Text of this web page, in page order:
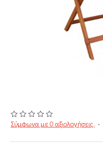
Σύμφωνα με 0 αξιολογήσεις. -